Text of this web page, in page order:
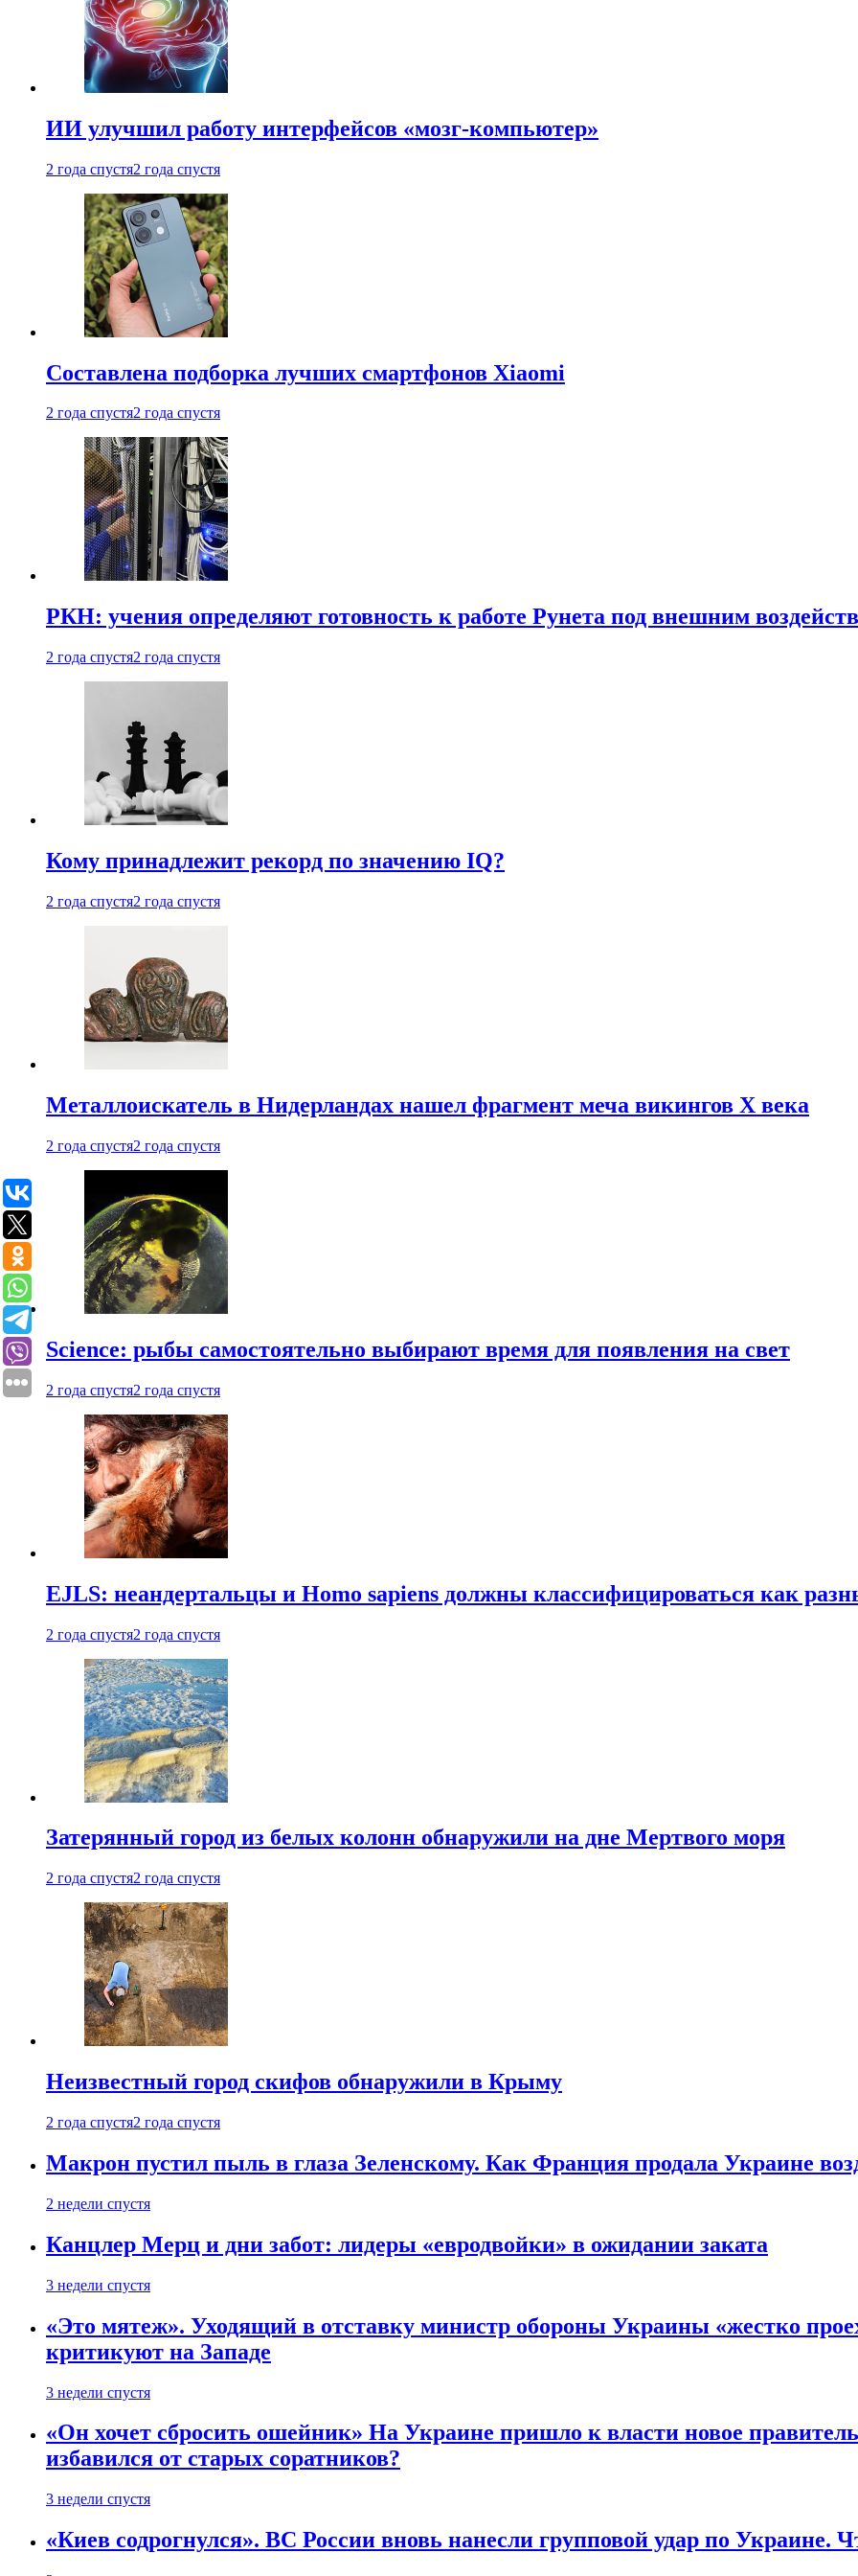
ИИ улучшил работу интерфейсов «мозг-компьютер»
2 года спустя2 года спустя
Составлена подборка лучших смартфонов Xiaomi
2 года спустя2 года спустя
РКН: учения определяют готовность к работе Рунета под внешним
2 года спустя2 года спустя
Кому принадлежит рекорд по значению IQ?
2 года спустя2 года спустя
Металлоискатель в Нидерландах нашел фрагмент меча викингов X века
2 года спустя2 года спустя
Science: рыбы самостоятельно выбирают время для появления на свет
2 года спустя2 года спустя
EJLS: неандертальцы и Homo sapiens должны классифицироваться как
2 года спустя2 года спустя
Затерянный город из белых колонн обнаружили на дне Мертвого моря
2 года спустя2 года спустя
Неизвестный город скифов обнаружили в Крыму
2 года спустя2 года спустя
Макрон пустил пыль в глаза Зеленскому. Как Франция продала Украине
2 недели спустя
Канцлер Мерц и дни забот: лидеры «евродвойки» в ожидании заката
3 недели спустя
«Это мятеж». Уходящий в отставку министр обороны Украины «жестко
критикуют на Западе
3 недели спустя
«Он хочет сбросить ошейник» На Украине пришло к власти новое
избавился от старых соратников?
3 недели спустя
«Киев содрогнулся». ВС России вновь нанесли групповой удар по Украине.